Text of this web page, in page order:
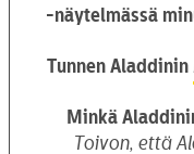
-näytelmässä
Tunnen Aladdinin
Minkä
Toivon, että